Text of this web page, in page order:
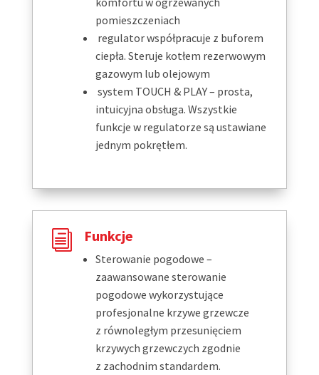
pomieszczeniach
regulator współpracuje z buforem
ciepła. Steruje kotłem rezerwowym
gazowym lub olejowym
system TOUCH & PLAY – prosta,
intuicyjna obsługa. Wszystkie
funkcje w regulatorze są ustawiane
jednym pokrętłem.
i Funkcje
Sterowanie pogodowe –
zaawansowane sterowanie
pogodowe wykorzystujące
profesjonalne krzywe grzewcze
z równoległym przesunięciem
krzywych grzewczych zgodnie
z zachodnim standardem.